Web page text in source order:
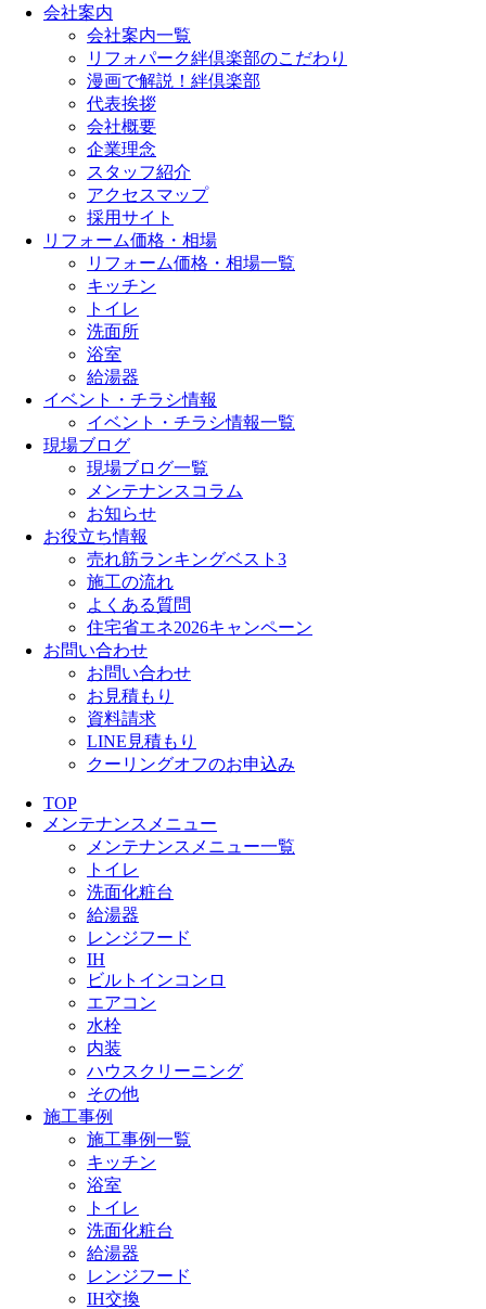
会社案内
会社案内一覧
リフォパーク絆倶楽部のこだわり
漫画で解説！絆倶楽部
代表挨拶
会社概要
企業理念
スタッフ紹介
アクセスマップ
採用サイト
リフォーム価格・相場
リフォーム価格・相場一覧
キッチン
トイレ
洗面所
浴室
給湯器
イベント・チラシ情報
イベント・チラシ情報一覧
現場ブログ
現場ブログ一覧
メンテナンスコラム
お知らせ
お役立ち情報
売れ筋ランキングベスト3
施工の流れ
よくある質問
住宅省エネ2026キャンペーン
お問い合わせ
お問い合わせ
お見積もり
資料請求
LINE見積もり
クーリングオフのお申込み
TOP
メンテナンスメニュー
メンテナンスメニュー一覧
トイレ
洗面化粧台
給湯器
レンジフード
IH
ビルトインコンロ
エアコン
水栓
内装
ハウスクリーニング
その他
施工事例
施工事例一覧
キッチン
浴室
トイレ
洗面化粧台
給湯器
レンジフード
IH交換